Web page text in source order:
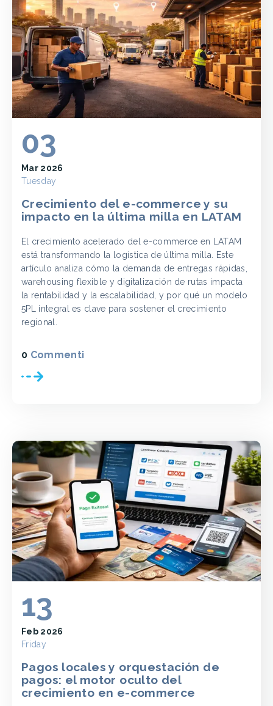
03
Mar 2026
Tuesday
Crecimiento del e-commerce y su
impacto en la última milla en LATAM
El crecimiento acelerado del e-commerce en LATAM
está transformando la logística de última milla. Este
artículo analiza cómo la demanda de entregas rápidas,
warehousing flexible y digitalización de rutas impacta
la rentabilidad y la escalabilidad, y por qué un modelo
5PL integral es clave para sostener el crecimiento
regional.
0 Commenti
13
Feb 2026
Friday
Pagos locales y orquestación de
pagos: el motor oculto del
crecimiento en e-commerce